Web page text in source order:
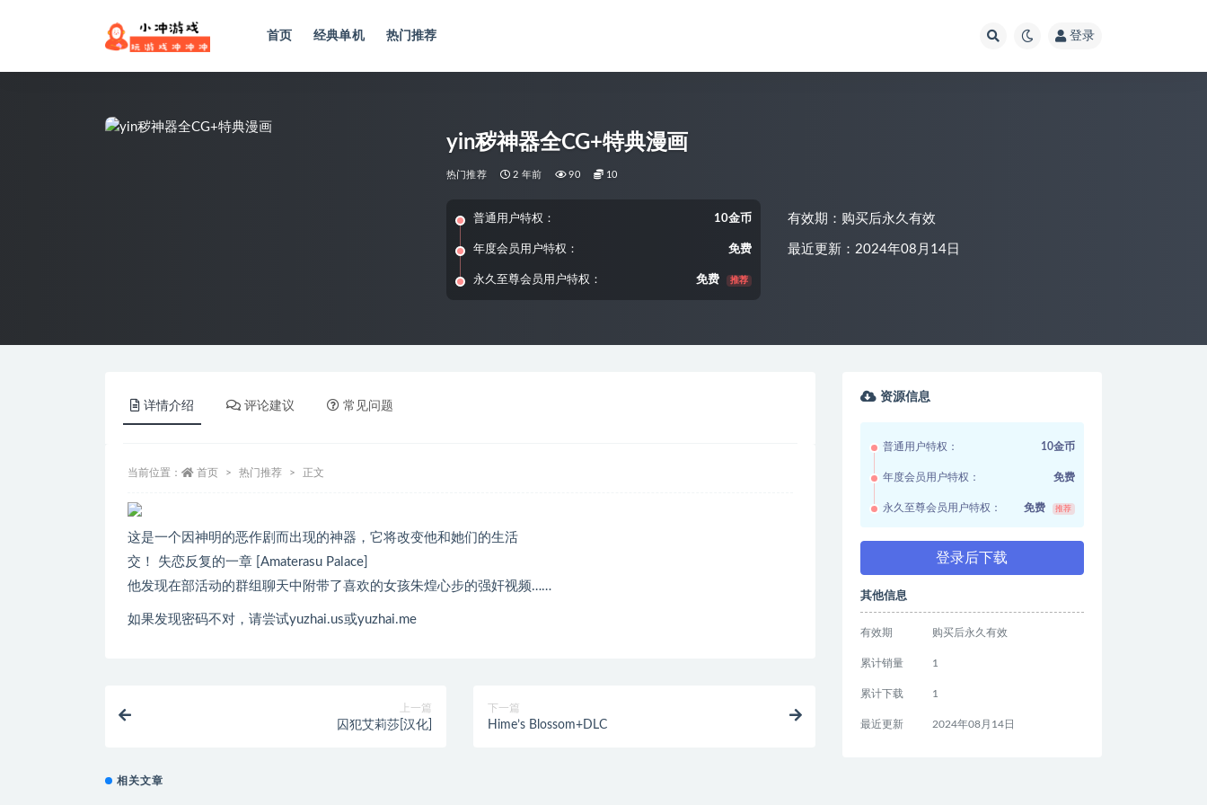
首页 经典单机 热门推荐 登录
yin秽神器全CG+特典漫画
热门推荐 2 年前 90 10
普通用户特权： 10金币
年度会员用户特权： 免费
永久至尊会员用户特权： 免费 推荐
有效期：购买后永久有效
最近更新：2024年08月14日
详情介绍 评论建议 常见问题
当前位置： 首页 热门推荐 正文
这是一个因神明的恶作剧而出现的神器，它将改变他和她们的生活
交！ 失恋反复的一章 [Amaterasu Palace]
他发现在部活动的群组聊天中附带了喜欢的女孩朱煌心步的强奸视频……
如果发现密码不对，请尝试yuzhai.us或yuzhai.me
上一篇
囚犯艾莉莎[汉化]
下一篇
Hime’s Blossom+DLC
相关文章
资源信息
普通用户特权： 10金币
年度会员用户特权： 免费
永久至尊会员用户特权： 免费 推荐
登录后下载
其他信息
有效期 购买后永久有效
累计销量 1
累计下载 1
最近更新 2024年08月14日